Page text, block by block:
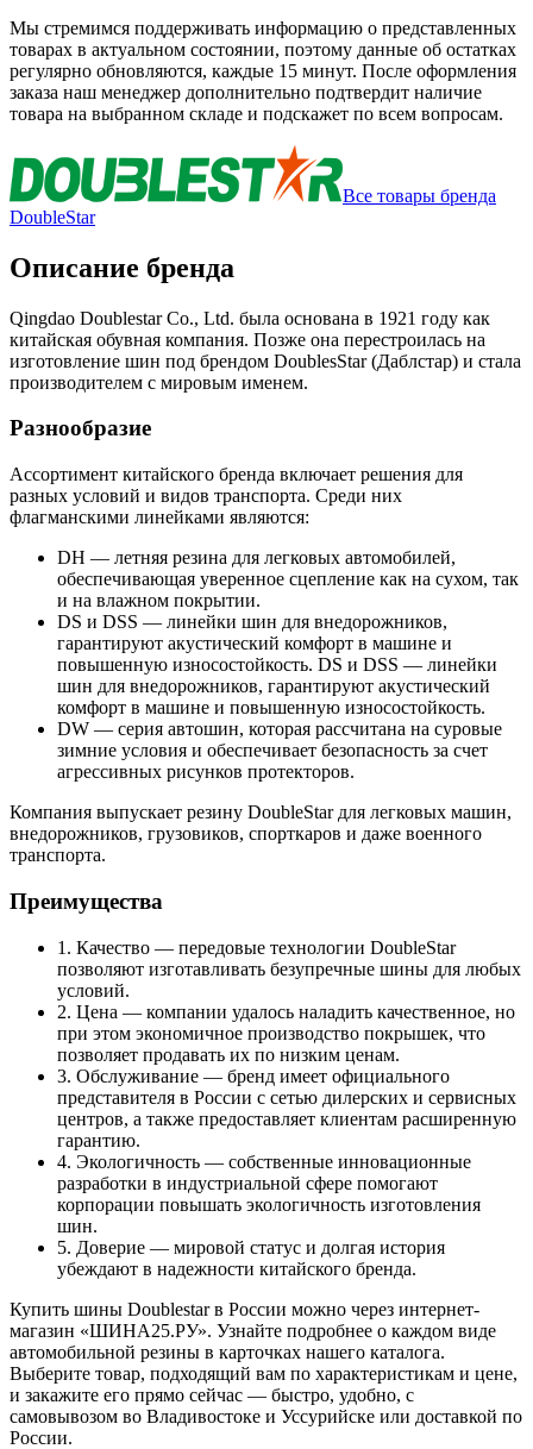
Мы стремимся поддерживать информацию о представленных
товарах в актуальном состоянии, поэтому данные об остатках
регулярно обновляются, каждые 15 минут. После оформления
заказа наш менеджер дополнительно подтвердит наличие
товара на выбранном складе и подскажет по всем вопросам.
Все товары бренда
DoubleStar
Описание бренда
Qingdao Doublestar Co., Ltd. была основана в 1921 году как
китайская обувная компания. Позже она перестроилась на
изготовление шин под брендом DoublesStar (Даблстар) и стала
производителем с мировым именем.
Разнообразие
Ассортимент китайского бренда включает решения для
разных условий и видов транспорта. Среди них
флагманскими линейками являются:
DH — летняя резина для легковых автомобилей,
обеспечивающая уверенное сцепление как на сухом, так
и на влажном покрытии.
DS и DSS — линейки шин для внедорожников,
гарантируют акустический комфорт в машине и
повышенную износостойкость. DS и DSS — линейки
шин для внедорожников, гарантируют акустический
комфорт в машине и повышенную износостойкость.
DW — серия автошин, которая рассчитана на суровые
зимние условия и обеспечивает безопасность за счет
агрессивных рисунков протекторов.
Компания выпускает резину DoubleStar для легковых машин,
внедорожников, грузовиков, спорткаров и даже военного
транспорта.
Преимущества
1. Качество — передовые технологии DoubleStar
позволяют изготавливать безупречные шины для любых
условий.
2. Цена — компании удалось наладить качественное, но
при этом экономичное производство покрышек, что
позволяет продавать их по низким ценам.
3. Обслуживание — бренд имеет официального
представителя в России с сетью дилерских и сервисных
центров, а также предоставляет клиентам расширенную
гарантию.
4. Экологичность — собственные инновационные
разработки в индустриальной сфере помогают
корпорации повышать экологичность изготовления
шин.
5. Доверие — мировой статус и долгая история
убеждают в надежности китайского бренда.
Купить шины Doublestar в России можно через интернет-
магазин «ШИНА25.РУ». Узнайте подробнее о каждом виде
автомобильной резины в карточках нашего каталога.
Выберите товар, подходящий вам по характеристикам и цене,
и закажите его прямо сейчас — быстро, удобно, с
самовывозом во Владивостоке и Уссурийске или доставкой по
России.